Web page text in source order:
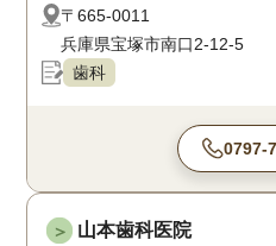
〒665-0011
兵庫県宝塚市南口2-12-5
歯科
0797-
＞ 山本歯科医院